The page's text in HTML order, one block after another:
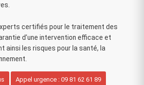
certifiés pour le traitement des
d’une intervention efficace et
ainsi les risques pour la santé, la
Appel urgence : 09 81 62 61 89